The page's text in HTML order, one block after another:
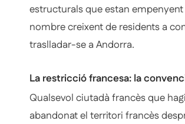
estructurals que estan
nombre creixent de residents a
traslladar-se a Andorra.
La restricció francesa: la
Qualsevol ciutadà francès que hagi
abandonat el territori francès